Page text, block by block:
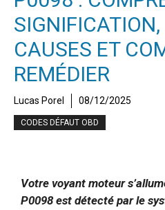
SIGNIFICATION,
CAUSES ET
REMÉDIER
Lucas Porel 08/12/2025
CODES DÉFAUT OBD
Votre voyant moteur
P0098 est détecté par le